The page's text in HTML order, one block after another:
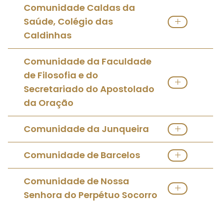
Ver Instituto Religioso Masculino
Comunidade Caldas da
Saúde, Colégio das
Caldinhas
Ver Instituto Religioso Masculino
Comunidade da Faculdade
de Filosofia e do
Secretariado do Apostolado
da Oração
Ver Instituto Religioso Masculino
Comunidade da Junqueira
Ver Instituto Religioso Masculino
Comunidade de Barcelos
Ver Instituto Religioso Masculino
Comunidade de Nossa
Senhora do Perpétuo Socorro